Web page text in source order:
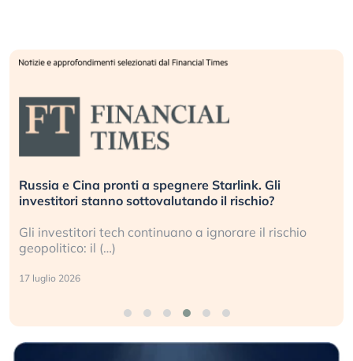
La grande operazione di insabbiamento sui data
center per l’AI, spiegata sul Financial Times
Le regole sulla trasparenza sembrano non valere per
i data center e le big (…)
9 luglio 2026